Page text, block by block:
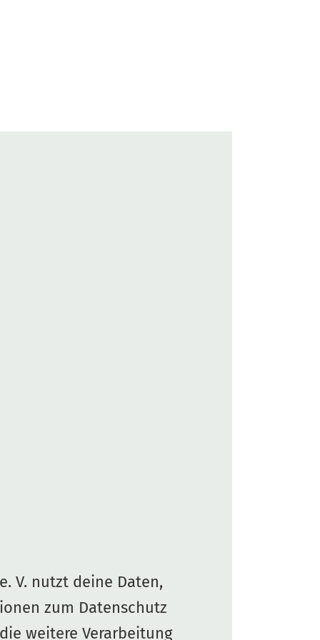
V. nutzt deine Daten,
zum Datenschutz
weitere Verarbeitung